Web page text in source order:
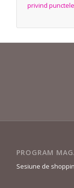
privind
PROGRAM
Sesiune de